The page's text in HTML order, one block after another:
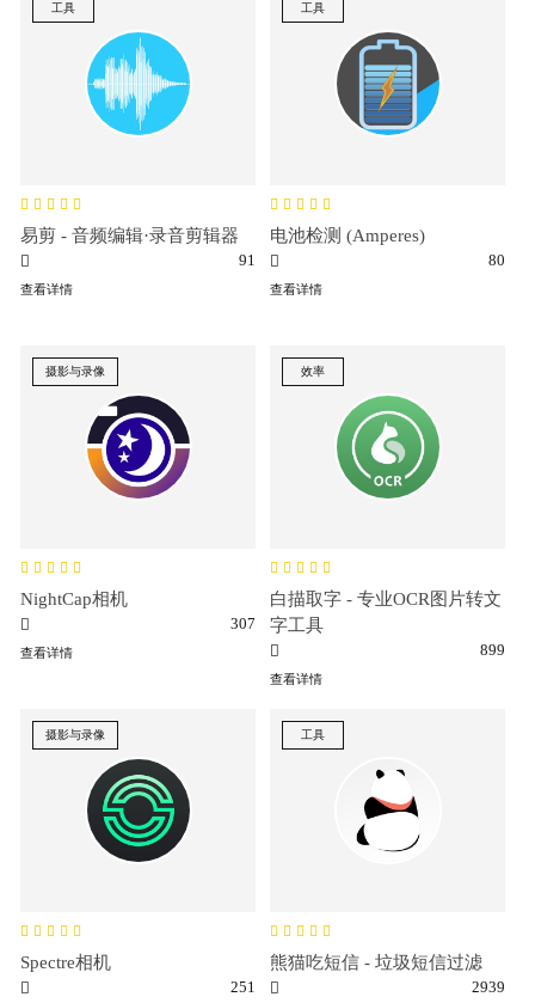
工具
易剪 - 音频编辑·录音剪辑器
91
查看详情
工具
电池检测 (Amperes)
80
查看详情
摄影与录像
NightCap相机
307
查看详情
效率
白描取字 - 专业OCR图片转文
字工具
899
查看详情
摄影与录像
Spectre相机
251
工具
熊猫吃短信 - 垃圾短信过滤
2939